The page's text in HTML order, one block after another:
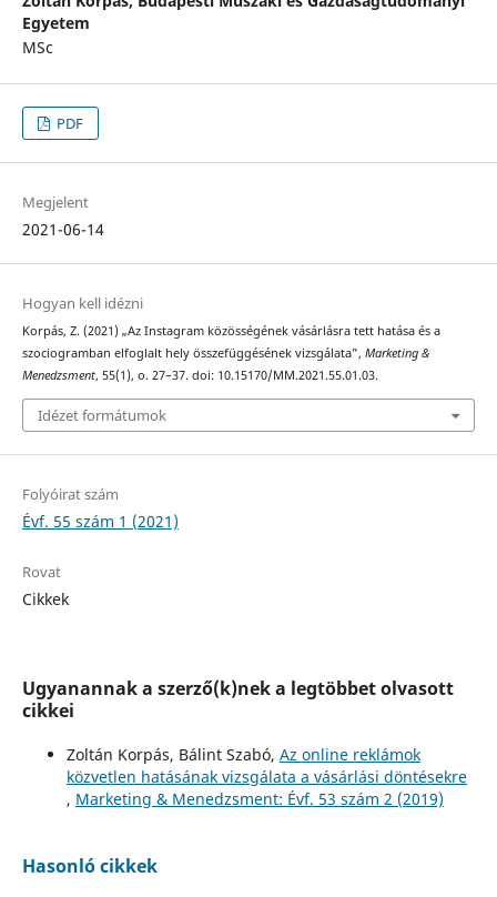
Egyetem
MSc
PDF
Megjelent
2021-06-14
Hogyan kell idézni
Korpás, Z. (2021) „Az Instagram közösségének vásárlásra tett hatása és a
szociogramban elfoglalt hely összefüggésének vizsgálata”, Marketing &
Menedzsment, 55(1), o. 27–37. doi: 10.15170/MM.2021.55.01.03.
Idézet formátumok
Folyóirat szám
Évf. 55 szám 1 (2021)
Rovat
Cikkek
Ugyanannak a szerző(k)nek a legtöbbet olvasott
cikkei
Zoltán Korpás, Bálint Szabó, Az online reklámok
közvetlen hatásának vizsgálata a vásárlási döntésekre
, Marketing & Menedzsment: Évf. 53 szám 2 (2019)
Hasonló cikkek